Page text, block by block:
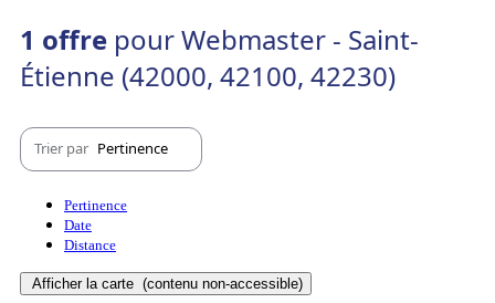
1 offre pour Webmaster - Saint-
Étienne (42000, 42100, 42230)
Trier par Pertinence
Pertinence
Date
Distance
Afficher la carte (contenu non-accessible)